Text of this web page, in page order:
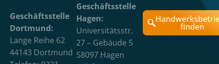
Geschäftsstelle
Dortmund:
Lange Reihe 62
44143 Dortmund
Geschäftsstelle
Hagen:
Universitätsstr.
27 – Gebäude 5
58097 Hagen
finden